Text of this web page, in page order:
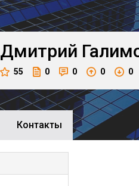
Дмитрий
55 0 0 0 0
Контакты